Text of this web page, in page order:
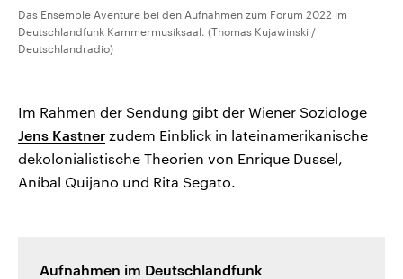
Das Ensemble Aventure bei den Aufnahmen zum Forum 2022 im
Deutschlandfunk Kammermusiksaal. (Thomas Kujawinski /
Deutschlandradio)
Im Rahmen der Sendung gibt der Wiener Soziologe
Jens Kastner zudem Einblick in lateinamerikanische
dekolonialistische Theorien von Enrique Dussel,
Aníbal Quijano und Rita Segato.
Aufnahmen im Deutschlandfunk